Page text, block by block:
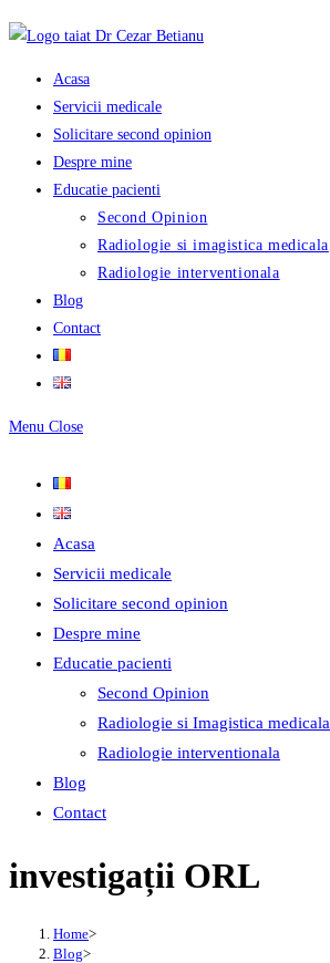
Skip
content Acasa
Servicii medicale
Solicitare second opinion
Despre mine
Educatie pacienti
Second Opinion
Radiologie si imagistica medicala
Radiologie interventionala
Blog
Contact
Menu Close
Acasa
Servicii medicale
Solicitare second opinion
Despre mine
Educatie pacienti
Second Opinion
Radiologie si Imagistica medicala
Radiologie interventionala
Blog
Contact
investigații ORL
Home>
Blog>